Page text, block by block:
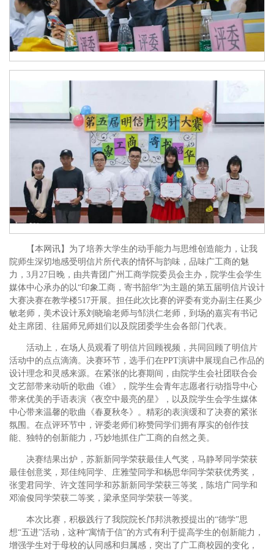
【本网讯】为了培养大学生的动手能力与思维创造能力，让我
院师生深切地感受明信片所代表的情怀与韵味，品味广工商的魅
力，3月27日晚，由共青团广州工商学院委员会主办，院学生会学生
媒体中心承办的以“印象工商，寄书韶华”为主题的第五届明信片设计
大赛决赛在教学楼517开展。担任此次比赛的评委有党办副主任奚少
敏老师，美术设计系刘晓瑜老师与邹洪仁老师，到场的嘉宾有书记
处主席团、往届师兄师姐们以及院团委学生会各部门代表。
活动上，在场人员观看了明信片回顾视频，共同回顾了明信片
活动中的点点滴滴。决赛环节，选手们在PPT演讲中展现自己作品的
设计理念和灵感来源。在紧张的比赛期间，由院学生会社团联合会
文艺部带来动听的歌曲《谁》，院学生会青年志愿者行动指导中心
带来优美的手语表演《夜空中最亮的星》，以及院学生会学生媒体
中心带来温馨的歌曲《春夏秋冬》。精彩的表演缓和了决赛的紧张
氛围。在点评环节中，评委老师们称赞同学们拥有厚实的创作技
能、独特的创新能力，巧妙地抓住广工商的自然之美。
决赛结果出炉，苏新新同学荣获最佳人气奖，马静琴同学荣获
最佳创意奖，郑佳纯同学、庄雅莹同学和杨思华同学荣获优秀奖，
张雯君同学、许文莲同学和苏新新同学荣获三等奖，陈培广同学和
邓渝俊同学荣获二等奖，梁承坚同学荣获一等奖。
本次比赛，积极践行了我院院长邝邦洪教授提出的“德学”思
想“五进”活动，这种“寓情于信”的方式有利于提高学生的创新能力，
增强学生对于母校的认同感和归属感，突出了广工商校园的变化，